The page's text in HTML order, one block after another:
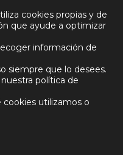
cookies propias y de
que ayude a optimizar
información de
siempre que lo desees.
política de
cookies utilizamos o